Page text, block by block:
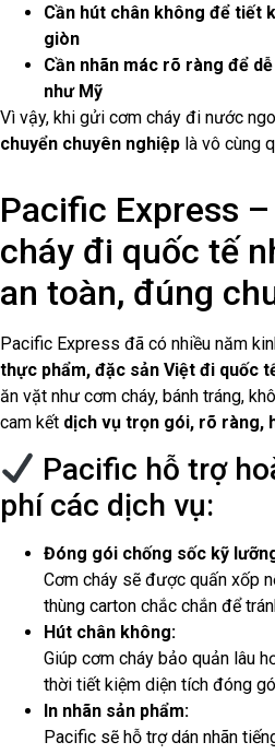
Cần hút chân không để tiết
giòn
Cần nhãn mác rõ ràng để
như Mỹ
Vì vậy, khi gửi cơm cháy đi nước
chuyển chuyên nghiệp là vô cùng
Pacific Express
cháy đi quốc tế
an toàn, đúng
Pacific Express đã có nhiều năm
thực phẩm, đặc sản Việt đi quốc
ăn vặt như cơm cháy, bánh tráng,
cam kết dịch vụ trọn gói, rõ ràng,
Pacific hỗ trợ
phí các dịch vụ:
Đóng gói chống sốc kỹ
Cơm cháy sẽ được quấn xốp
thùng carton chắc chắn để
Hút chân không:
Giúp cơm cháy bảo quản lâu
thời tiết kiệm diện tích đóng
In nhãn sản phẩm:
Pacific sẽ hỗ trợ dán nhãn